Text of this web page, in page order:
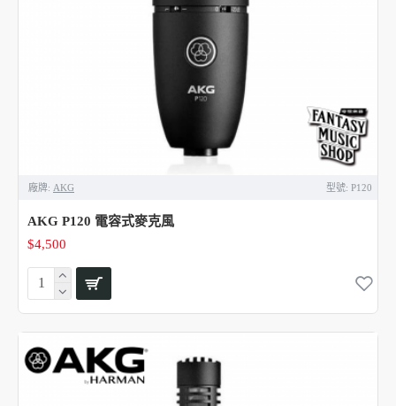
廠牌: AKG 型號: P120
AKG P120 電容式麥克風
$4,500